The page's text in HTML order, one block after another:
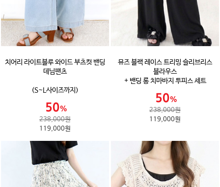
치어리 라이트블루 와이드 부츠컷 밴딩
데님팬츠
(S~L사이즈까지)
238,000원
119,000원
뮤즈 블랙 레이스 트리밍 슬리브리스
블라우스
+ 밴딩 롱 치마바지 투피스 세트
238,000원
119,000원